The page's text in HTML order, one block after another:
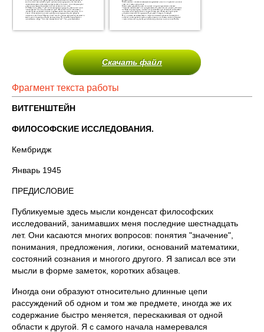
Скачать файл
Фрагмент текста работы
ВИТГЕНШТЕЙН
ФИЛОСОФСКИЕ ИССЛЕДОВАНИЯ.
Кембридж
Январь 1945
ПРЕДИСЛОВИЕ
Публикуемые здесь мысли конденсат философских
исследований, занимавших меня последние шестнадцать
лет. Они касаются многих вопросов: понятия "значение",
понимания, предложения, логики, оснований математики,
состояний сознания и многого другого. Я записал все эти
мысли в форме заметок, коротких абзацев.
Иногда они образуют относительно длинные цепи
рассуждений об одном и том же предмете, иногда же их
содержание быстро меняется, перескакивая от одной
области к другой. Я с самого начала намеревался